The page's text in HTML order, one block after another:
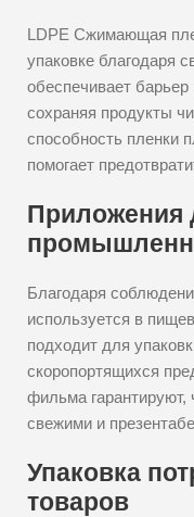
LDPE Сжимающая
упаковке благодаря
обеспечивает барьер
сохраняя продукты
способность пленки
помогает
Приложения
Благодаря
используется в
подходит для
скоропортящихся
фильма гарантируют,
свежими и
Упаковка
товаров